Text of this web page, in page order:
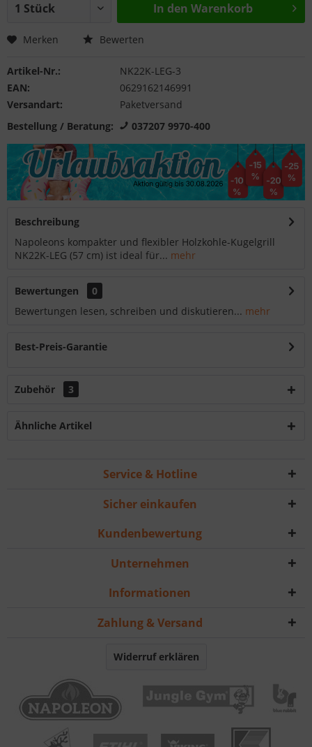
In den Warenkorb
Merken Bewerten
Artikel-Nr.:
NK22K-LEG-3
EAN:
0629162146991
Versandart:
Paketversand
Bestellung / Beratung:
037207 9970-400
Beschreibung
Napoleons kompakter und flexibler Holzkohle-Kugelgrill
NK22K-LEG (57 cm) ist ideal für... mehr
Bewertungen
0
Bewertungen lesen, schreiben und diskutieren... mehr
Best-Preis-Garantie
Zubehör 3
Ähnliche Artikel
Service & Hotline
Sicher einkaufen
Kundenbewertung
Unternehmen
Informationen
Zahlung & Versand
Widerruf erklären